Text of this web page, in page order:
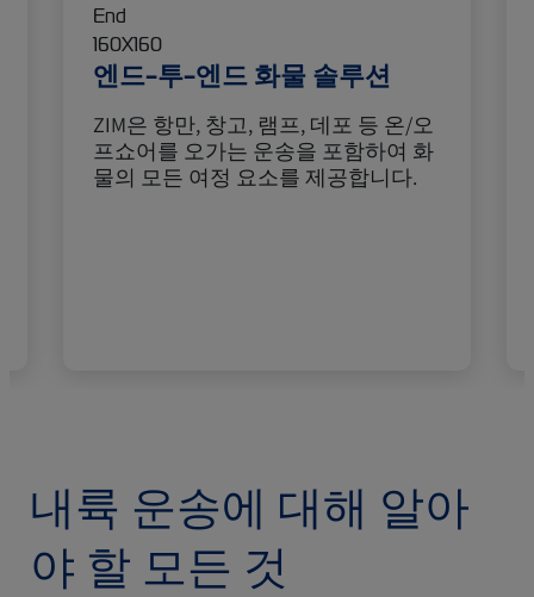
엔드-투-엔드 화물 솔루션
ZIM은 항만, 창고, 램프, 데포 등 온/오
프쇼어를 오가는 운송을 포함하여 화
물의 모든 여정 요소를 제공합니다.
내륙 운송에 대해 알아
야 할 모든 것